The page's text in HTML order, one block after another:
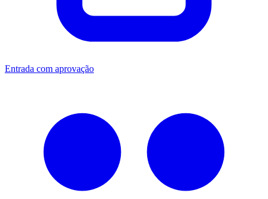
Entrada com aprovação